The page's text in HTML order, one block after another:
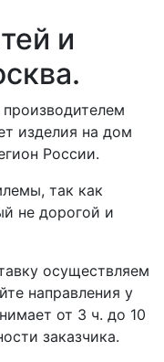
и
изделия на дом
России.
так как
не дорогой и
осуществляем
направления у
от 3 ч. до 10
заказчика.